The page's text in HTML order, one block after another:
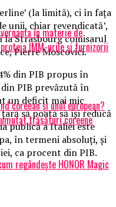
(la limită), ci în faţa
unii, chiar revendicată’,
la Strasbourg comisarul
Pierre Moscovici.
din PIB propus în
PIB prevăzută în
un deficit mai mic
să poată să îşi reducă
publică a Italiei este
în termeni absoluţi, şi
ca procent din PIB.
în materie de
IMM-urile și furnizorii
coreean și unul european?
trăsături coreene
regândește HONOR Magic